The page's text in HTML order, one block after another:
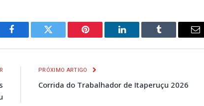
Facebook Twitter Pinterest LinkedIn Tumblr
E-
PRÓXIMO ARTIGO
Corrida do Trabalhador de Itaperuçu 2026